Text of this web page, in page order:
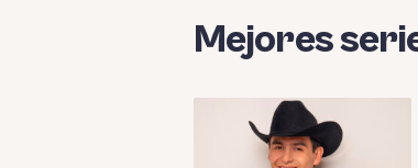
Mejores